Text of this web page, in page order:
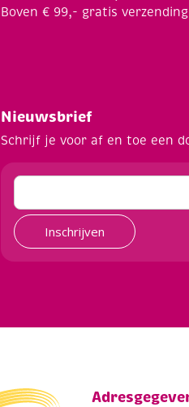
Boven € 99,- gratis verzending
Nieuwsbrief
Schrijf je voor af en toe een
Inschrijven